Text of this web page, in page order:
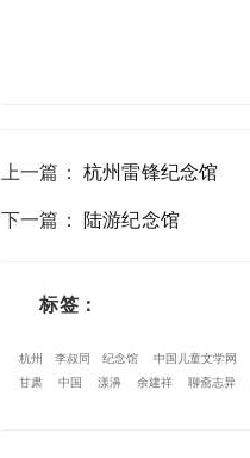
上一篇 ：杭州雷锋纪念馆
下一篇 ：陆游纪念馆
标签：
杭州 李叔同 纪念馆 中国儿童文学网
甘肃
中国 漾濞 余建祥 聊斋志异